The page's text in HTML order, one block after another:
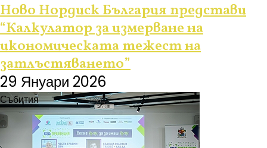
Ново Нордиск България представи
“Калкулатор за измерване на
икономическата тежест на
затлъстяването”
29 Януари 2026
Събития